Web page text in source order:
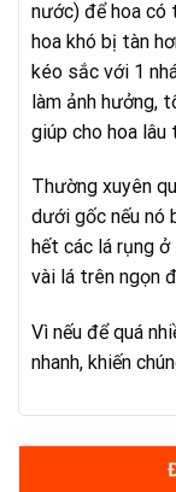
nước) để hoa có
hoa khó bị tàn
kéo sắc với 1
làm ảnh hưởng,
giúp cho hoa lâu
Thường xuyên
dưới gốc nếu nó
hết các lá rụng
vài lá trên ngọn
Vì nếu để quá
nhanh, khiến